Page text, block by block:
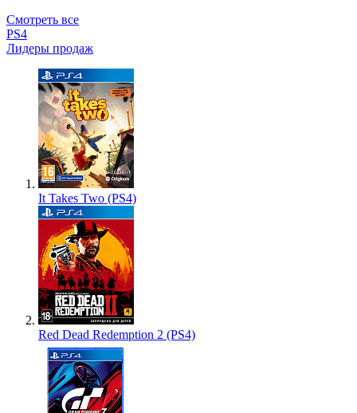
Смотреть все
PS4
Лидеры продаж
It Takes Two (PS4)
Red Dead Redemption 2 (PS4)